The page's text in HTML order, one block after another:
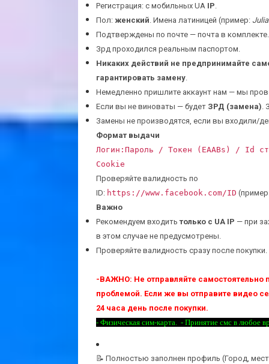
Регистрация: с мобильных UA IP
Пол: женский . Имена латиницей (пример:
Подтверждены по почте — почта в комплекте.
Зрд проходился реальным паспортом.
Никаких действий не предпринимайте
гарантировать замену
Немедленно пришлите аккаунт нам — мы
Если вы не виноваты — будет ЗРД (замена)
Замены не производятся, если вы входили/
Формат выдачи
Логин:Пароль / Токен (EAABs) / Id
Cookie
Проверяйте валидность по
ID: https://www.facebook.com/ID
Важно
Рекомендуем входитьтолько с UA IP — при
в этом случае не предусмотрены.
Проверяйте валидность сразу после покупки.
-ВАЖНО: Не отправляйте самостоятельно
проблемой. Если же вы отправите видео
24 часа день после покупки.
- Физическая сим-карта.
- Принятие смс в любое
📝 Полностью заполнен профиль (Город,